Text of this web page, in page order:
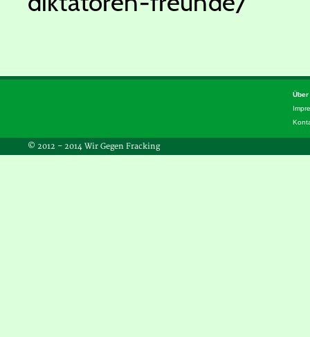
Über
© 2012 – 2014 Wir Gegen Fracking